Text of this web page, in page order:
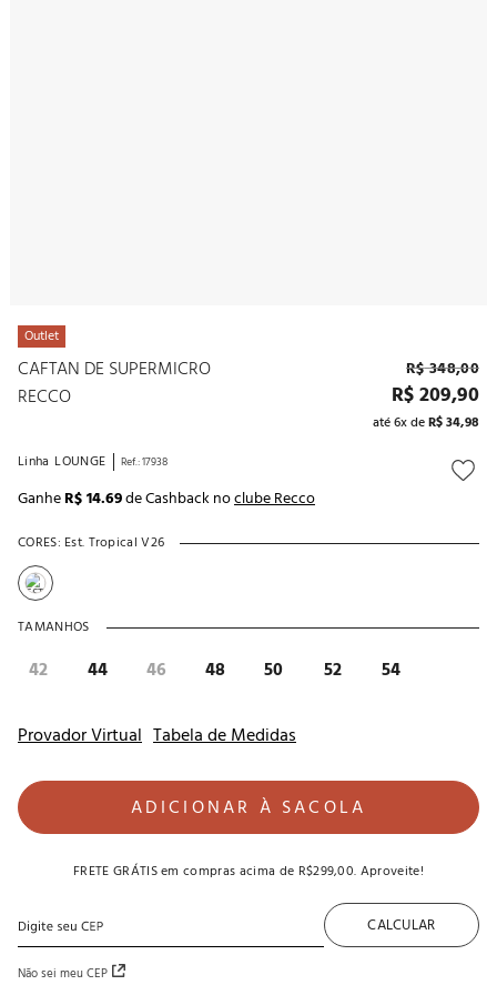
Outlet
CAFTAN DE SUPERMICRO
RECCO
R$348,00
R$209,90
até6x deR$34,98
Linha LOUNGE Ref.:17938
GanheR$ 14.69de Cashback noclube Recco
CORES: Est. Tropical V26
TAMANHOS
42 44 46 48 50 52 54
Provador Virtual Tabela de Medidas
ADICIONAR À SACOLA
FRETE GRÁTISem compras acima de R$299,00. Aproveite!
Não sei meu CEP
CALCULAR